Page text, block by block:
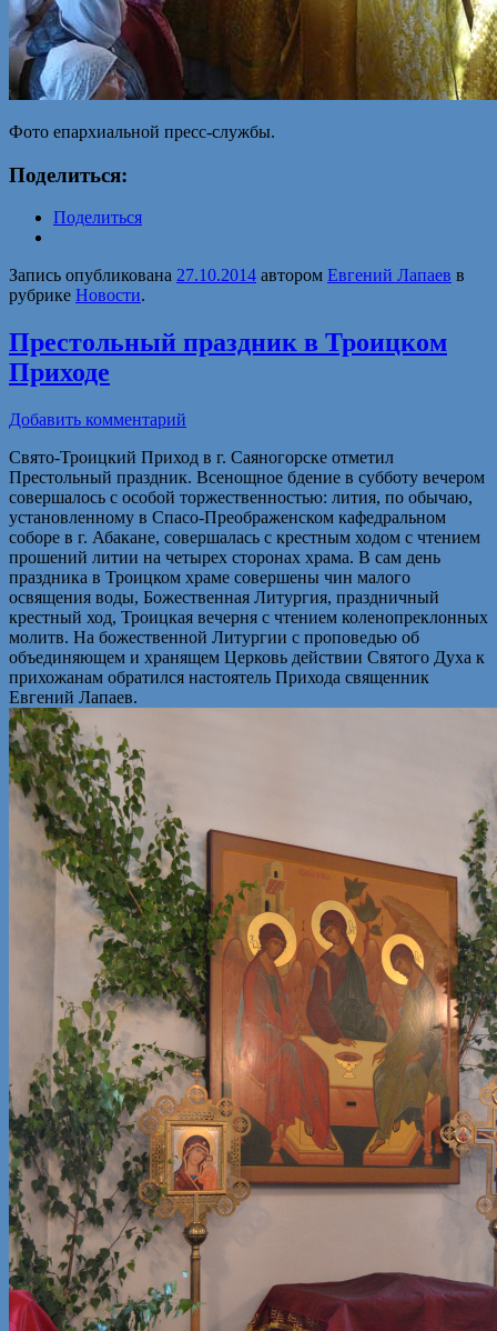
Фото епархиальной пресс-службы.
Поделиться:
Поделиться
Запись опубликована 27.10.2014 автором Евгений Лапаев в
рубрике Новости.
Престольный праздник в Троицком
Приходе
Добавить комментарий
Свято-Троицкий Приход в г. Саяногорске отметил
Престольный праздник. Всенощное бдение в субботу вечером
совершалось с особой торжественностью: лития, по обычаю,
установленному в Спасо-Преображенском кафедральном
соборе в г. Абакане, совершалась с крестным ходом с чтением
прошений литии на четырех сторонах храма. В сам день
праздника в Троицком храме совершены чин малого
освящения воды, Божественная Литургия, праздничный
крестный ход, Троицкая вечерня с чтением коленопреклонных
молитв. На божественной Литургии с проповедью об
объединяющем и хранящем Церковь действии Святого Духа к
прихожанам обратился настоятель Прихода священник
Евгений Лапаев.